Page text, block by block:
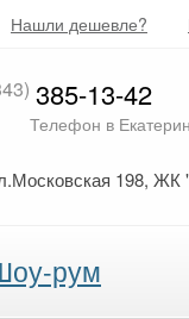
Нашли дешевле?
385-13-42
Телефон в
198, ЖК
рум